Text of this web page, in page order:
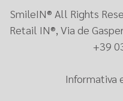
da
Google
SmileIN® All Rights
Retail IN®, Via de
+39
Informativa